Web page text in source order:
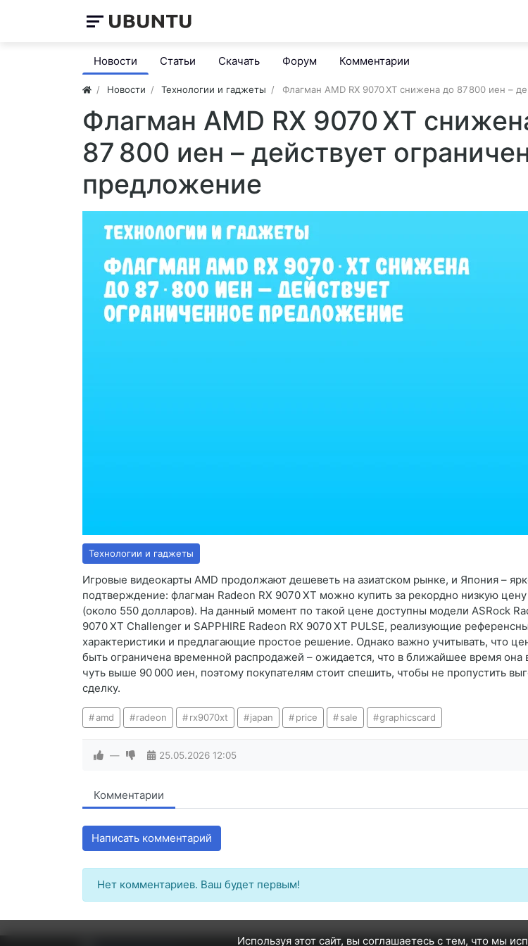
Новости Статьи Скачать Форум Комментарии
Новости Технологии и гаджеты Флагман AMD RX 9070 XT снижена до 87 800 иен –
Флагман AMD RX 9070 XT
87 800 иен – действует
предложение
Технологии и гаджеты
Игровые видеокарты AMD продолжают дешеветь на азиатском рынке, и Япония –
подтверждение: флагман Radeon RX 9070 XT можно купить за рекордно низкую
(около 550 долларов). На данный момент по такой цене доступны модели ASRock
9070 XT Challenger и SAPPHIRE Radeon RX 9070 XT PULSE, реализующие
характеристики и предлагающие простое решение. Однако важно учитывать, что
быть ограничена временной распродажей – ожидается, что в ближайшее время она
чуть выше 90 000 иен, поэтому покупателям стоит спешить, чтобы не пропустить
сделку.
amd radeon rx9070xt japan price sale graphicscard
— 25.05.2026 12:05
Комментарии
Написать комментарий
Нет комментариев. Ваш будет первым!
Используя этот сайт, вы соглашаетесь с тем, что мы